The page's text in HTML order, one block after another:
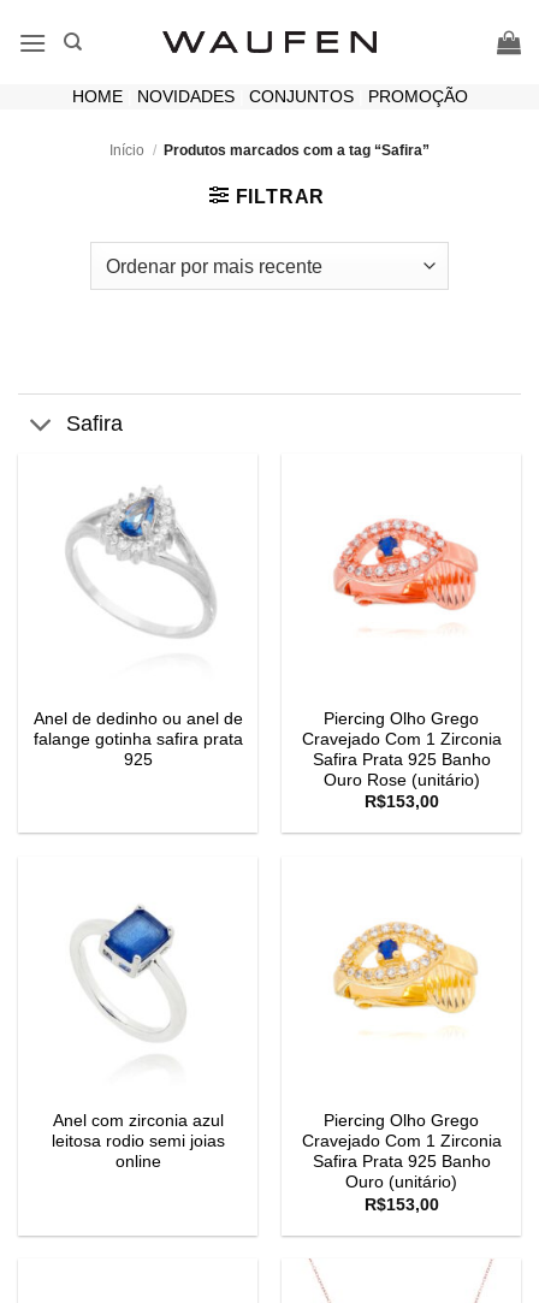
HOME| NOVIDADES| CONJUNTOS| PROMOÇÃO
Início / Produtos marcados com a tag “Safira”
FILTRAR
Safira
Anel de dedinho ou anel de
falange gotinha safira prata
925
Piercing Olho Grego
Cravejado Com 1 Zirconia
Safira Prata 925 Banho
Ouro Rose (unitário)
R$153,00
Anel com zirconia azul
leitosa rodio semi joias
online
Piercing Olho Grego
Cravejado Com 1 Zirconia
Safira Prata 925 Banho
Ouro (unitário)
R$153,00